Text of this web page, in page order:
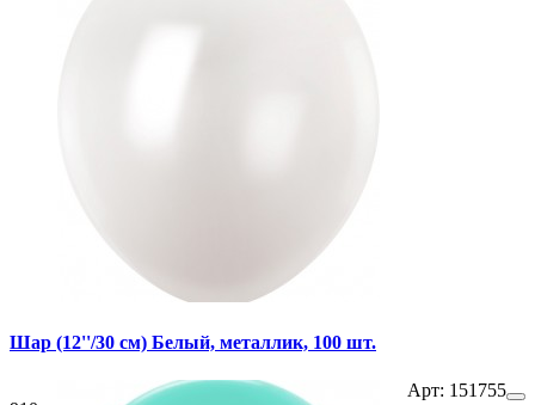
Шар (12''/30 см) Белый, металлик, 100 шт.
Арт: 151755